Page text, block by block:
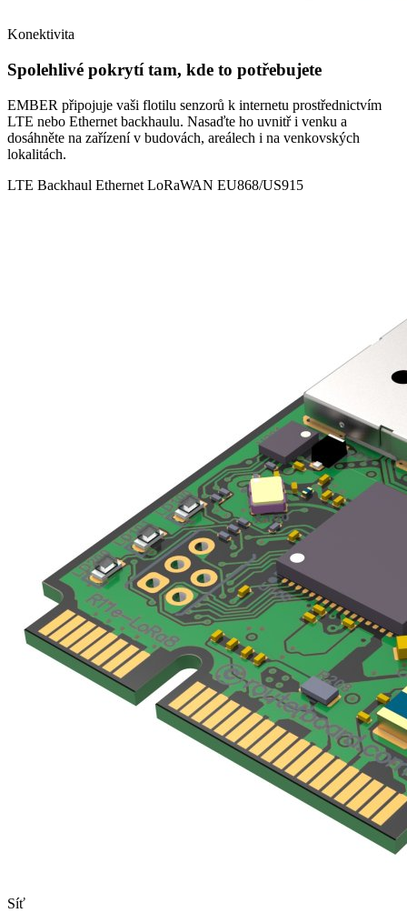
Konektivita
Spolehlivé pokrytí tam, kde to potřebujete
EMBER připojuje vaši flotilu senzorů k internetu prostřednictvím
LTE nebo Ethernet backhaulu. Nasaďte ho uvnitř i venku a
dosáhněte na zařízení v budovách, areálech i na venkovských
lokalitách.
LTE Backhaul Ethernet LoRaWAN EU868/US915
Síť